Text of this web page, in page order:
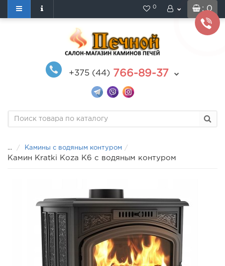
: 0
0
+375 (44) 766-89-37
... Камины с водяным контуром
Камин Kratki Koza K6 с водяным контуром